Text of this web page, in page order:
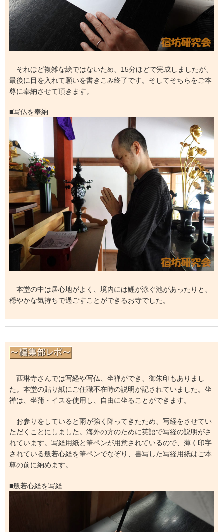
それほど複雑な絵ではないため、15分ほどで完成しましたが、
最後に目を入れて願いを書きこみ終了です。そしてそちらをご本
尊に奉納させて頂きます。
■写仏を奉納
本堂の中は居心地がよく、境内には鯉が泳ぐ池があったりと、
穏やかな気持ちで過ごすことができるお寺でした。
西琳寺さんでは写経や写仏、坐禅ができ、御朱印もありまし
た。本堂の貼り紙にご住職不在時の説明が記されていました。坐
禅は、坐蒲・イスを使用し、自由に坐ることができます。
お参りをしていると雨が強く降ってきたため、写経をさせてい
ただくことにしました。海外の方のために英語で写経の説明がさ
れています。写経用紙と筆ペンが用意されているので、薄く印字
されている般若心経を筆ペンでなぞり、書写した写経用紙はご本
尊の前に納めます。
■般若心経を写経